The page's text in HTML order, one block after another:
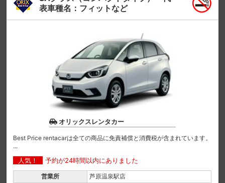
表車種名：フィットなど
オリックスレンタカー
Best Price rentacarは全ての商品に免責補償と消費税が含まれています。
...
人気！ 予約が24時間以内にありました
営業所
芦原温泉駅店